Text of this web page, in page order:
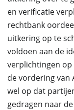
en verificatie
rechtbank
uitkering op te
voldoen aan de
verplichtingen
de vordering van
wel op dat
gedragen naar